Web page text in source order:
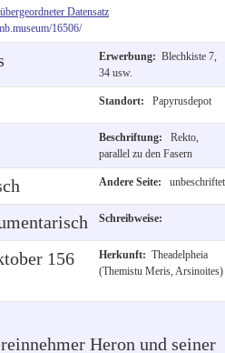
übergeordneter Datensatz
16506/
Erwerbung: Blechkiste 7,
34 usw.
Standort: Papyrusdepot
Beschriftung:
Rekto,
parallel zu den Fasern
Andere Seite: unbeschriftet
Schreibweise:
156
Herkunft: Theadelpheia
(Themistu Meris, Arsinoites)
Heron und seiner